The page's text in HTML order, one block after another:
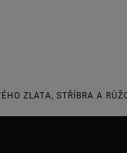
ZLATA, STŘÍBRA A